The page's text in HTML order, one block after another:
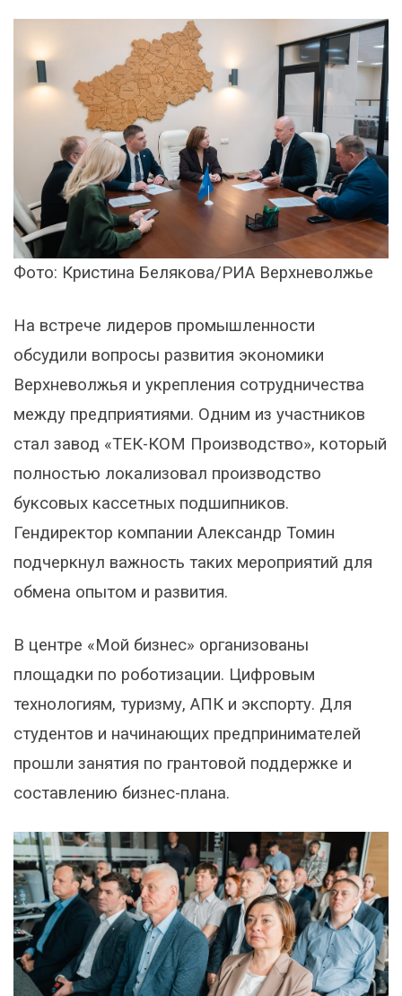
Фото: Кристина Белякова/РИА Верхневолжье
На встрече лидеров промышленности
обсудили вопросы развития экономики
Верхневолжья и укрепления сотрудничества
между предприятиями. Одним из участников
стал завод «ТЕК-КОМ Производство», который
полностью локализовал производство
буксовых кассетных подшипников.
Гендиректор компании Александр Томин
подчеркнул важность таких мероприятий для
обмена опытом и развития.
В центре «Мой бизнес» организованы
площадки по роботизации. Цифровым
технологиям, туризму, АПК и экспорту. Для
студентов и начинающих предпринимателей
прошли занятия по грантовой поддержке и
составлению бизнес-плана.